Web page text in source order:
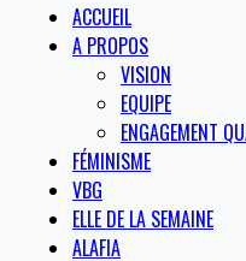
ACCUEIL
A PROPOS
VISION
EQUIPE
ENGAGEMENT
FÉMINISME
VBG
ELLE DE LA SEMAINE
ALAFIA